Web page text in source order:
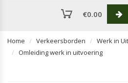
€0.00
Home Verkeersborden
Werk in
Omleiding werk in uitvoering